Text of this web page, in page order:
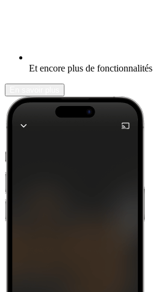
Et encore plus de fonctionnalités